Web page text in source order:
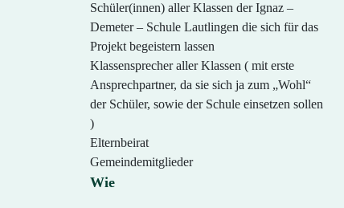
Schüler(innen) aller Klassen der Ignaz –
Demeter – Schule Lautlingen die sich für das
Projekt begeistern lassen
Klassensprecher aller Klassen ( mit erste
Ansprechpartner, da sie sich ja zum „Wohl“
der Schüler, sowie der Schule einsetzen sollen
)
Elternbeirat
Gemeindemitglieder
Wie